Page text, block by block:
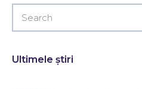
Ultimele știri